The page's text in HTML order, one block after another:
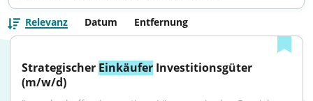
Relevanz Datum Entfernung
Strategischer Einkäufer Investitionsgüter
(m/w/d)